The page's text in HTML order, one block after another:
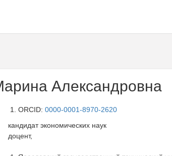
Александровна
ORCID: 0000-0001-8970-2620
кандидат экономических наук
доцент,